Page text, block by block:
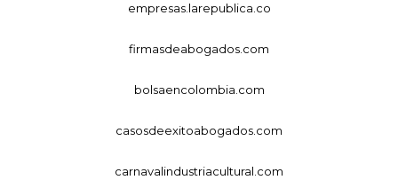
empresas.larepublica.co
firmasdeabogados.com
bolsaencolombia.com
casosdeexitoabogados.com
carnavalindustriacultural.com